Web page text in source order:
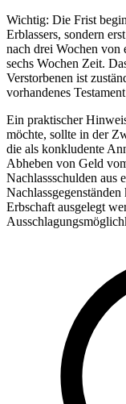
Wichtig: Die Frist
Erblassers, sondern
nach drei Wochen von
sechs Wochen Zeit.
Verstorbenen ist
vorhandenes
Ein praktischer
möchte, sollte in der
die als konkludente
Abheben von Geld
Nachlassschulden aus
Erbschaft ausgelegt